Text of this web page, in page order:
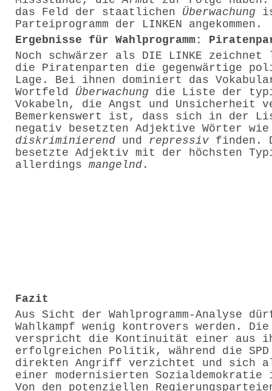
das Feld der staatlichen Überwachung
Parteiprogramm der LINKEN angekommen.
Ergebnisse für Wahlprogramm:
Noch schwärzer als DIE LINKE
die Piratenparten die gegenwärtige
Lage. Bei ihnen dominiert das
Wortfeld Überwachung die Liste der
Vokabeln, die Angst und Unsicherheit
Bemerkenswert ist, dass sich in der
negativ besetzten Adjektive Wörter wie
diskriminierend und repressiv finden.
besetzte Adjektiv mit der höchsten
allerdings mangelnd .
Fazit
Aus Sicht der Wahlprogramm-Analyse
Wahlkampf wenig kontrovers werden. Die
verspricht die Kontinuität einer aus
erfolgreichen Politik, während die SPD
direkten Angriff verzichtet und sich
einer modernisierten
Von den potenziellen Regierungsparteien